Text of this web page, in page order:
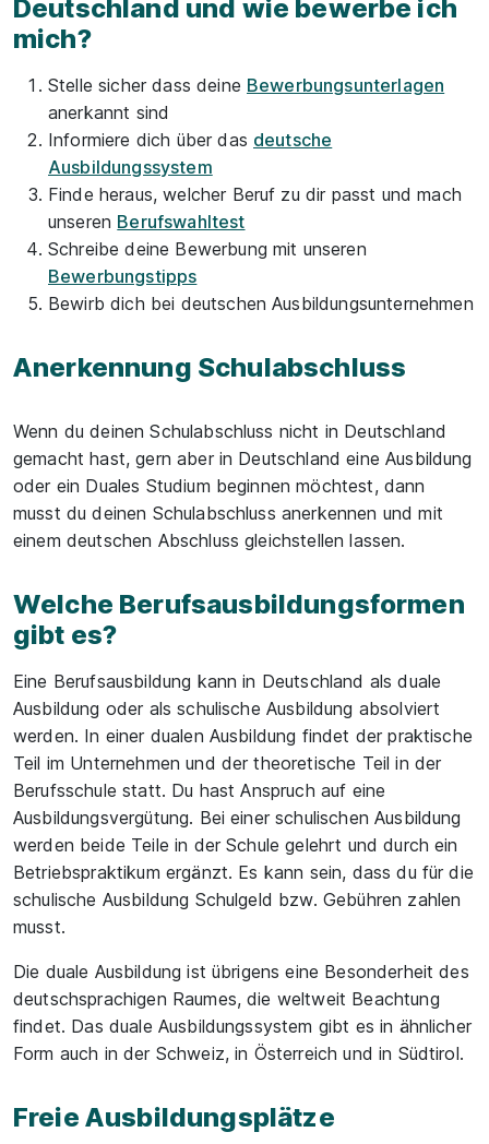
Deutschland und wie bewerbe ich
mich?
Stelle sicher dass deine Bewerbungsunterlagen
anerkannt sind
Informiere dich über das deutsche
Ausbildungssystem
Finde heraus, welcher Beruf zu dir passt und mach
unseren Berufswahltest
Schreibe deine Bewerbung mit unseren
Bewerbungstipps
Bewirb dich bei deutschen Ausbildungsunternehmen
Anerkennung Schulabschluss
Wenn du deinen Schulabschluss nicht in Deutschland
gemacht hast, gern aber in Deutschland eine Ausbildung
oder ein Duales Studium beginnen möchtest, dann
musst du deinen Schulabschluss anerkennen und mit
einem deutschen Abschluss gleichstellen lassen.
Welche Berufsausbildungsformen
gibt es?
Eine Berufsausbildung kann in Deutschland als duale
Ausbildung oder als schulische Ausbildung absolviert
werden. In einer dualen Ausbildung findet der praktische
Teil im Unternehmen und der theoretische Teil in der
Berufsschule statt. Du hast Anspruch auf eine
Ausbildungsvergütung. Bei einer schulischen Ausbildung
werden beide Teile in der Schule gelehrt und durch ein
Betriebspraktikum ergänzt. Es kann sein, dass du für die
schulische Ausbildung Schulgeld bzw. Gebühren zahlen
musst.
Die duale Ausbildung ist übrigens eine Besonderheit des
deutschsprachigen Raumes, die weltweit Beachtung
findet. Das duale Ausbildungssystem gibt es in ähnlicher
Form auch in der Schweiz, in Österreich und in Südtirol.
Freie Ausbildungsplätze